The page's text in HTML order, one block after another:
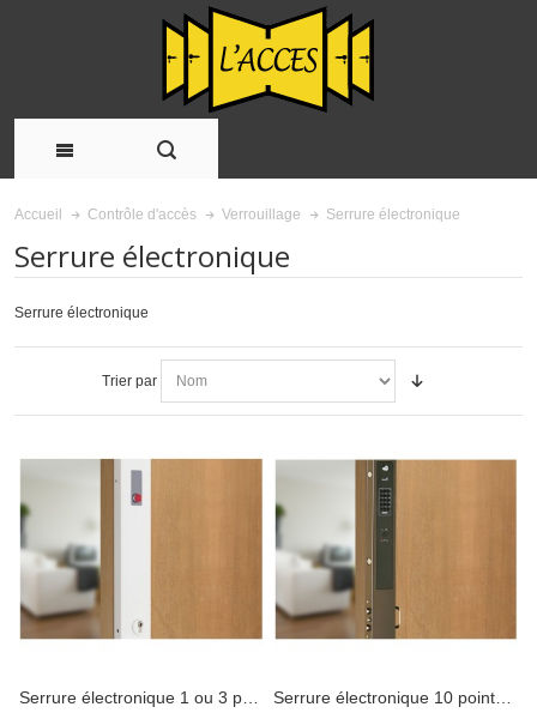
Accueil Contrôle d'accès Verrouillage Serrure électronique
Serrure électronique
Serrure électronique
Trier par
Serrure électronique 1 ou 3 points Telpac Serrure électronique 10 points Parade